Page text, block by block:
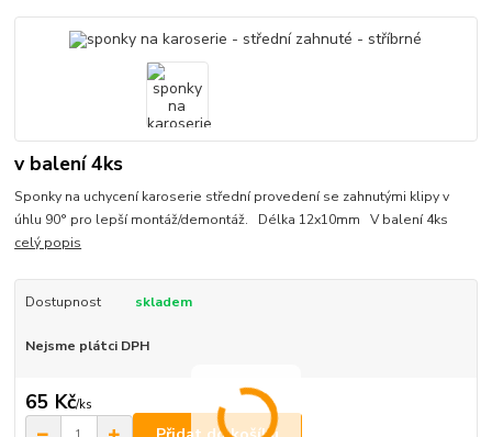
v balení 4ks
Sponky na uchycení karoserie střední provedení se zahnutými klipy v
úhlu 90° pro lepší montáž/demontáž. Délka 12x10mm V balení 4ks
celý popis
Dostupnost skladem
Nejsme plátci DPH
65 Kč/ks